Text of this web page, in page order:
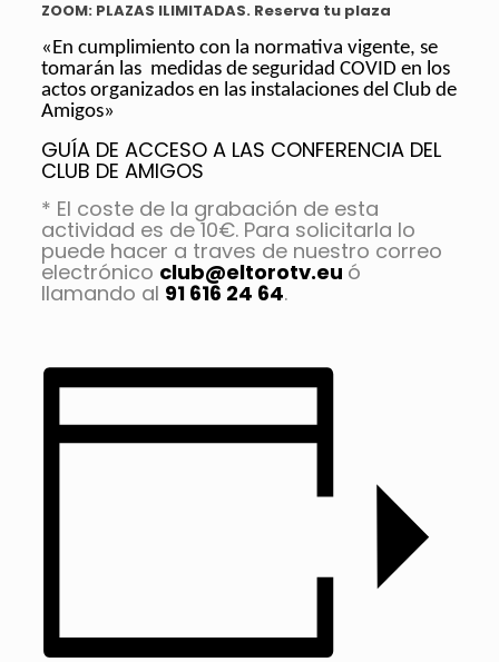
ZOOM: PLAZAS ILIMITADAS. Reserva tu plaza
«En cumplimiento con la normativa vigente, se
tomarán las medidas de seguridad COVID en los
actos organizados en las instalaciones del Club de
Amigos»
GUÍA DE ACCESO A LAS CONFERENCIA DEL
CLUB DE AMIGOS
* El coste de la grabación de esta
actividad es de 10€. Para solicitarla lo
puede hacer a traves de nuestro correo
electrónico club@eltorotv.eu ó
llamando al 91 616 24 64.